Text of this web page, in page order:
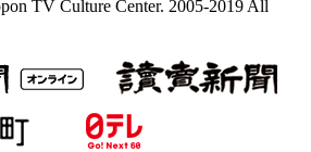
TV Culture Center. 2005-2019 All